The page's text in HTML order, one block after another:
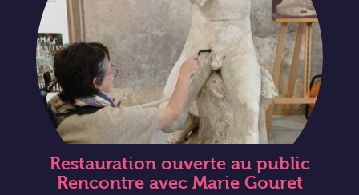
Restauration ouverte au public
Rencontre avec Marie Gouret